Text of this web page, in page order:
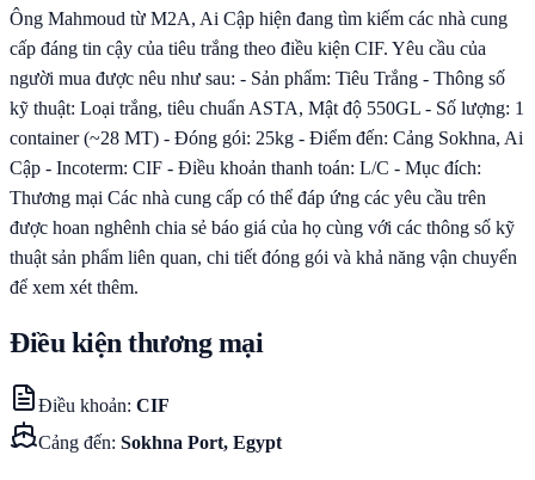
Ông Mahmoud từ M2A, Ai Cập hiện đang tìm kiếm các nhà cung
cấp đáng tin cậy của tiêu trắng theo điều kiện CIF. Yêu cầu của
người mua được nêu như sau: - Sản phẩm: Tiêu Trắng - Thông số
kỹ thuật: Loại trắng, tiêu chuẩn ASTA, Mật độ 550GL - Số lượng: 1
container (~28 MT) - Đóng gói: 25kg - Điểm đến: Cảng Sokhna, Ai
Cập - Incoterm: CIF - Điều khoản thanh toán: L/C - Mục đích:
Thương mại Các nhà cung cấp có thể đáp ứng các yêu cầu trên
được hoan nghênh chia sẻ báo giá của họ cùng với các thông số kỹ
thuật sản phẩm liên quan, chi tiết đóng gói và khả năng vận chuyển
để xem xét thêm.
Điều kiện thương mại
Điều khoản: CIF
Cảng đến: Sokhna Port, Egypt